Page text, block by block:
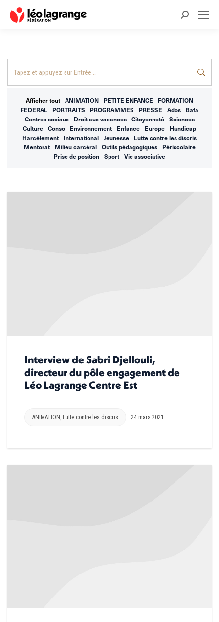
Recherche
Afficher tout ANIMATION PETITE ENFANCE
FORMATION
FEDERAL
PORTRAITS PROGRAMMES PRESSE Ados
Bafa
Centres sociaux
Droit aux vacances Citoyenneté
Sciences
Culture
Conso Environnement Enfance Europe
Handicap
Harcèlement
International Jeunesse
Lutte contre les discris
Mentorat
Milieu carcéral Outils pédagogiques
Périscolaire
Prise de position
Sport Vie associative
Interview de Sabri Djellouli,
directeur du pôle engagement de
Léo Lagrange Centre Est
ANIMATION Lutte contre les discris 24 mars 2021